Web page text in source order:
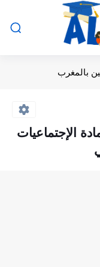
بالمغرب
الإجتماعيات